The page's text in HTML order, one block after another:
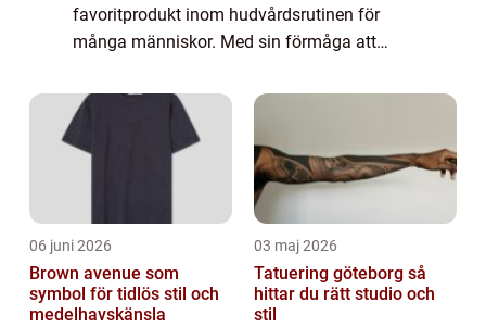
favoritprodukt inom hudvårdsrutinen för
många människor. Med sin förmåga att
ålderstecken har den blivit ett viktigt tills...
06 juni 2026
Brown avenue som
symbol för tidlös stil och
medelhavskänsla
03 maj 2026
Tatuering göteborg så
hittar du rätt studio och
stil